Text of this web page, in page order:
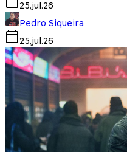
25.jul.26
Pedro Siqueira
25.jul.26